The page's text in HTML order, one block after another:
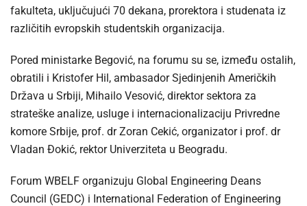
fakulteta, uključujući 70 dekana, prorektora i studenata iz
različitih evropskih studentskih organizacija.
Pored ministarke Begović, na forumu su se, između ostalih,
obratili i Kristofer Hil, ambasador Sjedinjenih Američkih
Država u Srbiji, Mihailo Vesović, direktor sektora za
strateške analize, usluge i internacionalizaciju Privredne
komore Srbije, prof. dr Zoran Cekić, organizator i prof. dr
Vladan Đokić, rektor Univerziteta u Beogradu.
Forum WBELF organizuju Global Engineering Deans
Council (GEDC) i International Federation of Engineering